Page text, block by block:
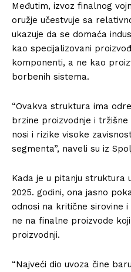
Međutim, izvoz finalnog
oružje učestvuje sa
ukazuje da se domaća
kao specijalizovani
komponenti, a ne kao
borbenih sistema.
“Ovakva struktura ima
brzine proizvodnje i
nosi i rizike visoke
segmenta”, naveli su iz
Kada je u pitanju struktura
2025. godini, ona jasno
odnosi na kritične sirovine
ne na finalne proizvode
proizvodnji.
“Najveći dio uvoza čine